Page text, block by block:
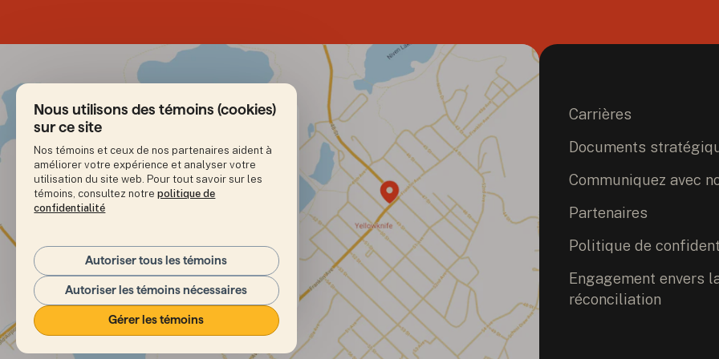
Nous utilisons des témoins (cookies)
sur ce site
Nos témoins et ceux de nos partenaires aident à
améliorer votre expérience et analyser votre
utilisation du site web. Pour tout savoir sur les
témoins, consultez notrepolitique de
confidentialité
Autoriser tous les témoins
Autoriser les témoins nécessaires
Gérer les témoins
Adresse
4921 – 49e rue
C.P. 986
Yellowknife, TNO
X1A 2N7
Numéro de téléphone
+1 (867) 920-7017
Nous trouver(Ouvre dans un nouvel onglet)
Carrières
Documents
Communiquez avec
Partenaires
Politique de
Engagement envers
réconciliation